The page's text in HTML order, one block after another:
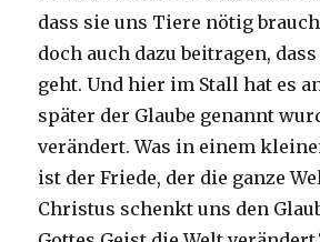
dass sie uns Tiere nötig
doch auch dazu beitragen,
geht. Und hier im Stall hat es
später der Glaube genannt
verändert. Was in einem
ist der Friede, der die ganze
Christus schenkt uns den